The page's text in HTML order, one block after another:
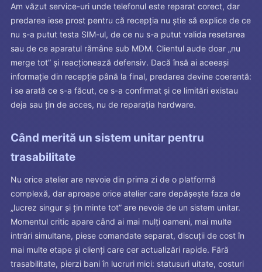
Am văzut service-uri unde telefonul este reparat corect, dar
predarea iese prost pentru că recepția nu știe să explice de ce
nu s-a putut testa SIM-ul, de ce nu s-a putut valida resetarea
sau de ce aparatul rămâne sub MDM. Clientul aude doar „nu
merge tot” și reacționează defensiv. Dacă însă ai aceeași
informație din recepție până la final, predarea devine coerentă:
i se arată ce s-a făcut, ce s-a confirmat și ce limitări existau
deja sau țin de acces, nu de reparația hardware.
Când merită un sistem unitar pentru
trasabilitate
Nu orice atelier are nevoie din prima zi de o platformă
complexă, dar aproape orice atelier care depășește faza de
„lucrez singur și țin minte tot” are nevoie de un sistem unitar.
Momentul critic apare când ai mai mulți oameni, mai multe
intrări simultane, piese comandate separat, discuții de cost în
mai multe etape și clienți care cer actualizări rapide. Fără
trasabilitate, pierzi bani în lucruri mici: statusuri uitate, costuri